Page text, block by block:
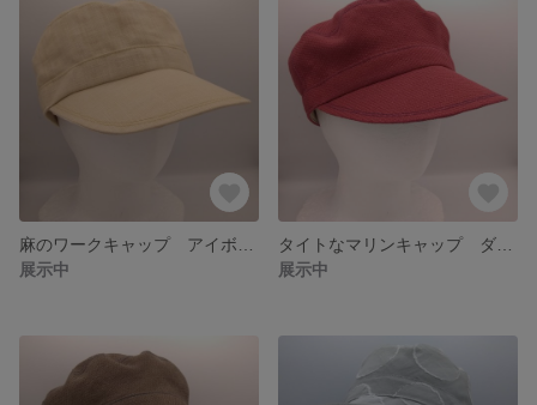
展示中
展示中